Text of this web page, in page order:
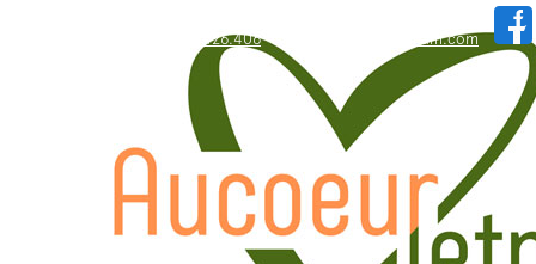
WhatsApp: +84.909.426.406 hallo@aucoeurvietnam.com